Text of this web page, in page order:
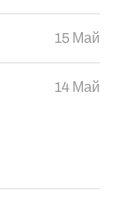
15 Май
14 Май